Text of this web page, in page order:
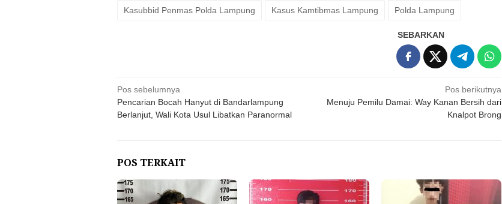
Kasubbid Penmas Polda Lampung Kasus Kamtibmas Lampung Polda Lampung
SEBARKAN
Navigasi
pos
Pos sebelumnya
Pencarian Bocah Hanyut di Bandarlampung
Berlanjut, Wali Kota Usul Libatkan Paranormal
Pos berikutnya
Menuju Pemilu Damai: Way Kanan Bersih dari
Knalpot Brong
POS TERKAIT